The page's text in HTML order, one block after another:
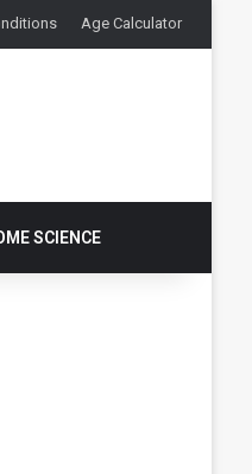
Age Calculator
SCIENCE